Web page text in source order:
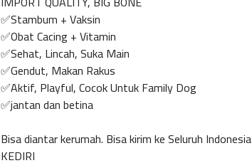
✅Stambum + Vaksin
✅Obat Cacing + Vitamin
✅Sehat, Lincah, Suka Main
✅Gendut, Makan Rakus
✅Aktif, Playful, Cocok Untuk Family Dog
✅jantan dan betina
Bisa diantar kerumah. Bisa kirim ke Seluruh Indonesia
KEDIRI